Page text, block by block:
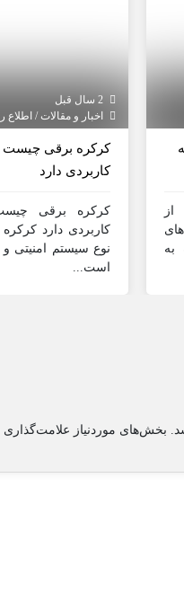
به
کرکره برقی چیست
کاربردی دارد
کرکره برقی
کاربردی دارد
نوع سیستم امنیتی
است...
بخش‌های موردنیاز علامت‌گذاری